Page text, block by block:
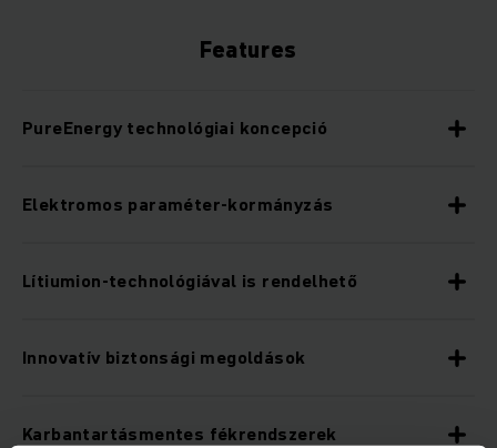
Features
PureEnergy technológiai koncepció
Elektromos paraméter-kormányzás
Lítiumion-technológiával is rendelhető
Innovatív biztonsági megoldások
Karbantartásmentes fékrendszerek